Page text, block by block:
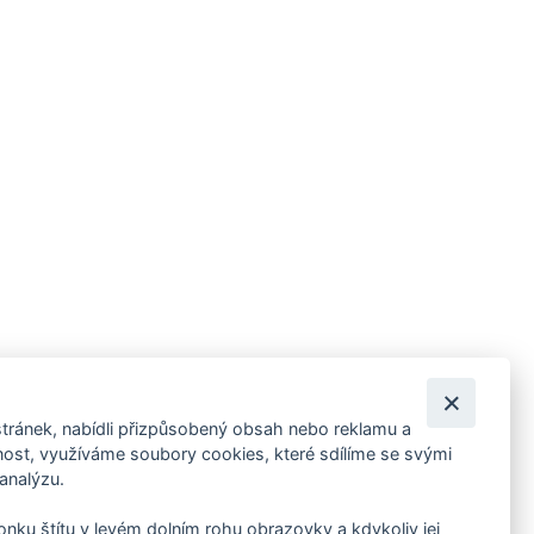
pozvánky na kulturní a sportovní akce?
nabídli přizpůsobený obsah nebo reklamu a
využíváme soubory cookies, které sdílíme se svými
štítu v levém dolním rohu obrazovky a kdykoliv jej